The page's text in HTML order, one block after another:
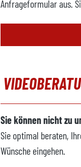
Anfrageformular aus.
Sie können nicht zu
Sie optimal beraten,
Wünsche eingehen.